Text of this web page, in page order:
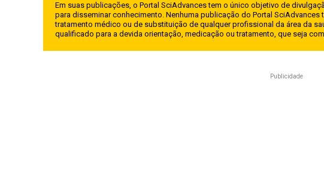
Em suas publicações, o Portal SciAdvances tem o único objetivo de
para disseminar conhecimento. Nenhuma publicação do Portal
tratamento médico ou de substituição de qualquer profissional da área da
qualificado para a devida orientação, medicação ou tratamento, que seja
Publicidade